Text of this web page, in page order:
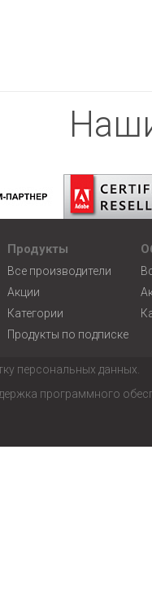
Продукты
Все производители
Акции
Категории
Продукты по подписке
персональных данных.
программного